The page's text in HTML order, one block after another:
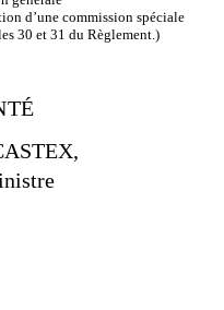
d’une commission spéciale
30 et 31 du Règlement.)